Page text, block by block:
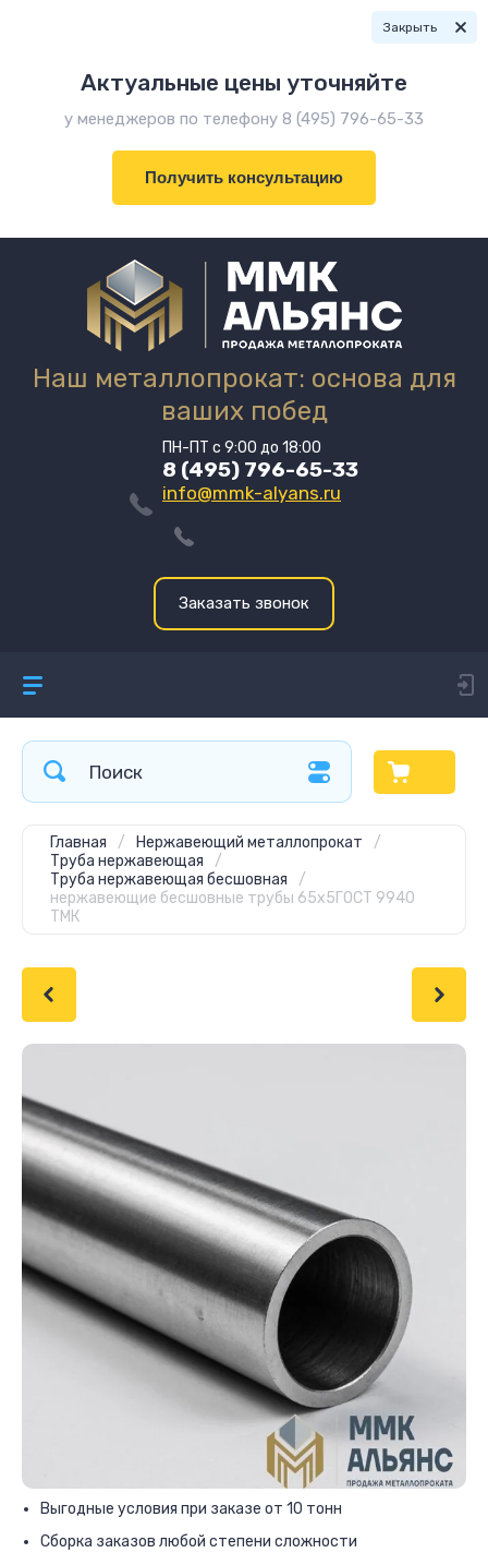
Актуальные цены уточняйте
у менеджеров по телефону 8 (495) 796-65-33
Получить консультацию
Закрыть
Наш металлопрокат: основа для
ваших побед
ПН-ПТ с 9:00 до 18:00
8 (495) 796-65-33
info@mmk-alyans.ru
Заказать звонок
Главная / Нержавеющий металлопрокат
/
Труба нержавеющая
/
Труба нержавеющая бесшовная
/
нержавеющие бесшовные трубы 65x5ГОСТ 9940
ТМК
Выгодные условия при заказе от 10 тонн
Сборка заказов любой степени сложности